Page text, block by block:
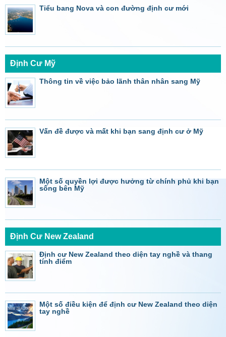
Tiểu bang Nova và con đường định cư mới
Định Cư Mỹ
Thông tin về việc bảo lãnh thân nhân sang Mỹ
Vấn đề được và mất khi bạn sang định cư ở Mỹ
Một số quyền lợi được hưởng từ chính phủ khi bạn
sống bên Mỹ
Định Cư New Zealand
Định cư New Zealand theo diện tay nghề và thang
tính điểm
Một số điều kiện để định cư New Zealand theo diện
tay nghề